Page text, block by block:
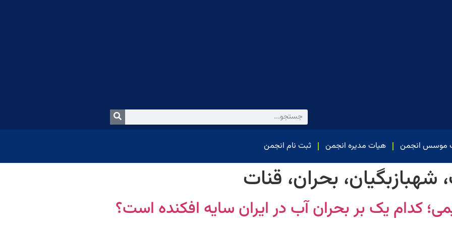
موسس انجمن هیات مدیره انجمن ثبت نام انجمن
بحران، قنات
کدام یک بر بحران آب در ایران سایه افکنده است؟